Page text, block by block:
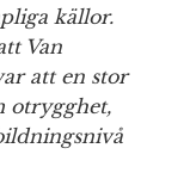
källor.
Van
att en stor
otrygghet,